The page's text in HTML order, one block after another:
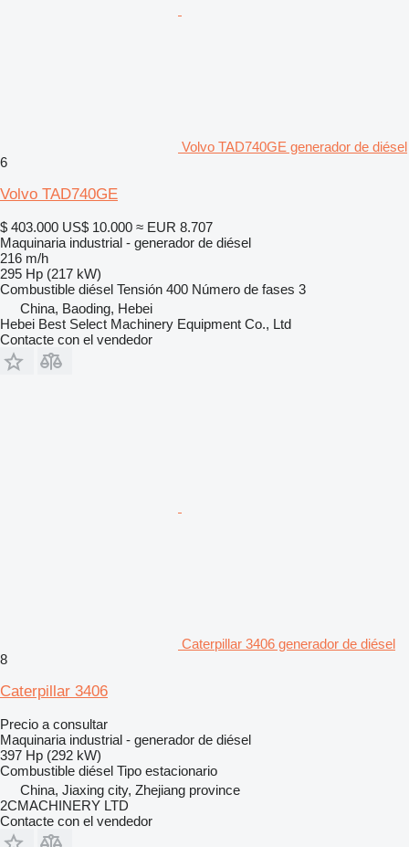
Volvo TAD740GE generador de diésel
6
Volvo TAD740GE
$ 403.000 US$ 10.000 ≈ EUR 8.707
Maquinaria industrial - generador de diésel
216 m/h
295 Hp (217 kW)
Combustible diésel Tensión 400 Número de fases 3
China, Baoding, Hebei
Hebei Best Select Machinery Equipment Co., Ltd
Contacte con el vendedor
Caterpillar 3406 generador de diésel
8
Caterpillar 3406
Precio a consultar
Maquinaria industrial - generador de diésel
397 Hp (292 kW)
Combustible diésel Tipo estacionario
China, Jiaxing city, Zhejiang province
2CMACHINERY LTD
Contacte con el vendedor